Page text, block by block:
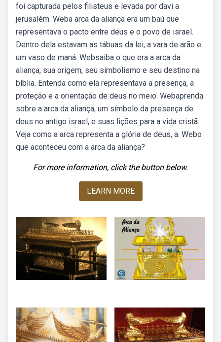
foi capturada pelos filisteus e levada por davi a
jerusalém. Weba arca da aliança era um baú que
representava o pacto entre deus e o povo de israel.
Dentro dela estavam as tábuas da lei, a vara de arão e
um vaso de maná. Websaiba o que era a arca da
aliança, sua origem, seu simbolismo e seu destino na
bíblia. Entenda como ela representava a presença, a
proteção e a orientação de deus no meio. Webaprenda
sobre a arca da aliança, um símbolo da presença de
deus no antigo israel, e suas lições para a vida cristã.
Veja como a arca representa a glória de deus, a. Webo
que aconteceu com a arca da aliança?
For more information, click the button below.
LEARN MORE